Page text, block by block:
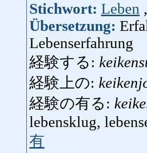
Stichwort: Leben
Übersetzung:
Lebenserfahrung
経験する:
経験上の:
経験の有る:
lebensklug,
有